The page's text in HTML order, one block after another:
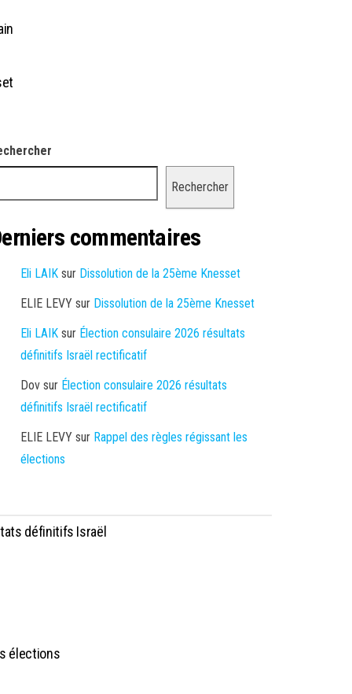
Rechercher
commentaires
Eli LAIK sur Dissolution de la 25ème Knesset
ELIE LEVY sur Dissolution de la 25ème Knesset
Eli LAIK sur Élection consulaire 2026 résultats
définitifs Israël rectificatif
Dov sur Élection consulaire 2026 résultats
définitifs Israël rectificatif
ELIE LEVY sur Rappel des règles régissant les
élections
définitifs Israël
élections